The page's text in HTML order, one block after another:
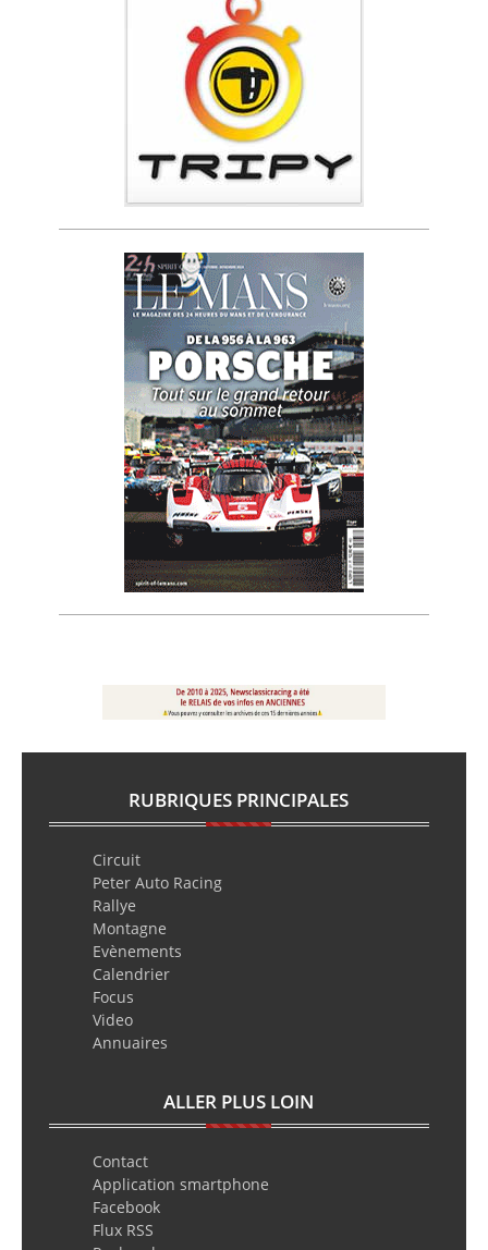
RUBRIQUES PRINCIPALES
Circuit
Peter Auto Racing
Rallye
Montagne
Evènements
Calendrier
Focus
Video
Annuaires
ALLER PLUS LOIN
Contact
Application smartphone
Facebook
Flux RSS